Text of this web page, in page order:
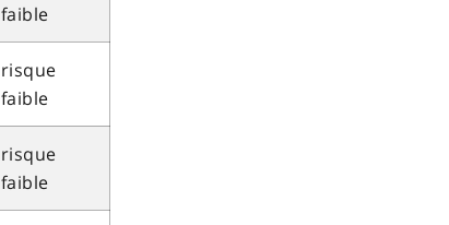
faible
risque
faible
risque
faible